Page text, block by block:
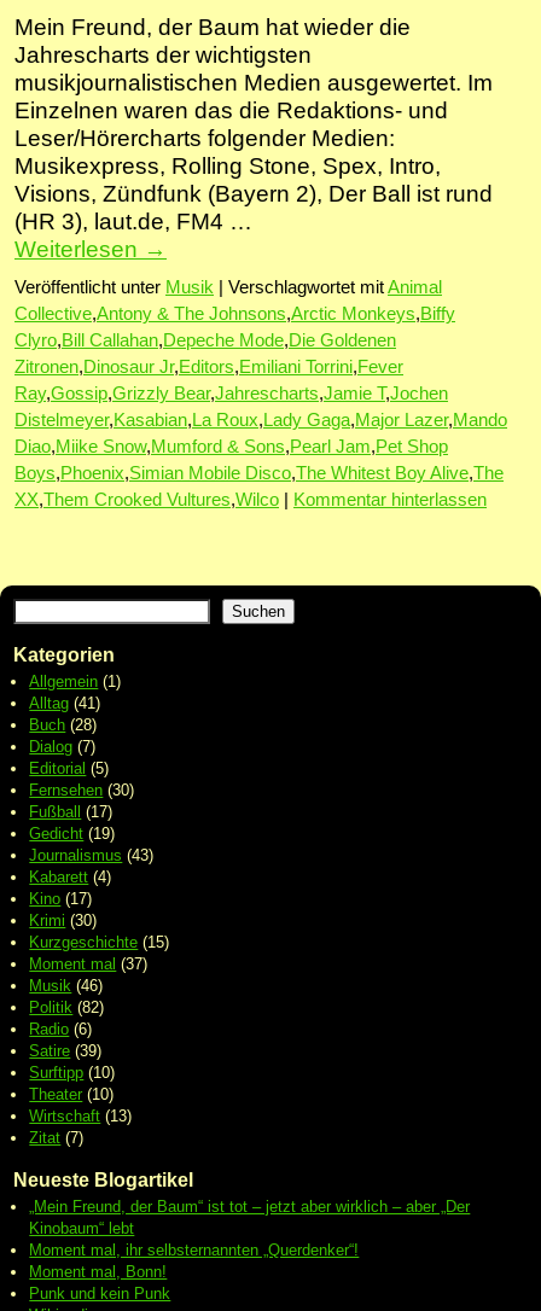
Mein Freund, der Baum hat wieder die
Jahrescharts der wichtigsten
musikjournalistischen Medien ausgewertet. Im
Einzelnen waren das die Redaktions- und
Leser/Hörercharts folgender Medien:
Musikexpress, Rolling Stone, Spex, Intro,
Visions, Zündfunk (Bayern 2), Der Ball ist rund
(HR 3), laut.de, FM4 …
Weiterlesen →
Veröffentlicht unter Musik Verschlagwortet mitAnimal
Collective,Antony & The Johnsons,Arctic Monkeys,Biffy
Clyro,Bill Callahan,Depeche Mode,Die Goldenen
Zitronen,Dinosaur Jr,Editors,Emiliani Torrini,Fever
Ray,Gossip,Grizzly Bear,Jahrescharts,Jamie T,Jochen
Distelmeyer,Kasabian,La Roux,Lady Gaga,Major Lazer,Mando
Diao,Miike Snow,Mumford & Sons,Pearl Jam,Pet Shop
Boys,Phoenix,Simian Mobile Disco,The Whitest Boy Alive,The
XX,Them Crooked Vultures,Wilco Kommentar hinterlassen
Suchen
Kategorien
Allgemein (1)
Alltag (41)
Buch (28)
Dialog (7)
Editorial (5)
Fernsehen (30)
Fußball
(17)
Gedicht (19)
Journalismus (43)
Kabarett (4)
Kino (17)
Krimi (30)
Kurzgeschichte (15)
Moment mal (37)
Musik (46)
Politik (82)
Radio (6)
Satire (39)
Surftipp (10)
Theater (10)
Wirtschaft (13)
Zitat (7)
Neueste Blogartikel
„Mein Freund, der Baum“ ist tot – jetzt aber wirklich – aber „Der
Kinobaum“ lebt
Moment mal, ihr selbsternannten „Querdenker“!
Moment mal, Bonn!
Punk und kein Punk